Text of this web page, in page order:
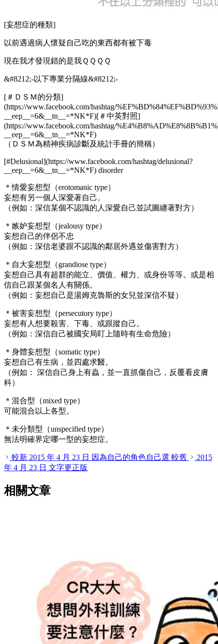
[妄想症的種類]
以前遇過病人懷疑自己吃的東西都有被下毒
現在我才發現錯的是我ＱＱＱＱ
&#8212;-以下專業分隔線&#8212;-
[＃ＤＳＭ的分類]
(https://www.facebook.com/hashtag/
eep =6& tn =*NK*F)[＃中英對照]
(https://www.facebook.com/hashtag/
eep =6& tn =*NK*F)
（ＤＳＭ為精神疾病診斷及統計手冊的簡稱）
[#Delusional](https://www.facebook.com/hashtag/delusional?
eep =6& tn =*NK*F) disorder
＊情愛妄想型（erotomanic type）
妄想有另一個人深愛著自己。
（例如：深信某個不認識的人深愛自己並試圖纏著對方）
＊嫉妒妄想型（jealousy type）
妄想自己的伴侶不忠
（例如：深信老婆跟不認識的鄰居外遇並傷害對方）
＊自大妄想型（grandiose type）
妄想自己具有超群的能立、價值、權力、或身份等等。或是相
信自己跟某個名人有關係。
（例如：妄想自己是湯姆克魯斯的女兒並深信不疑）
＊被害妄想型（persecutory type）
妄想有人想要殺害、下毒、或跟蹤自己。
（例如：深信自己被國安局盯上隨時有生命危險）
＊身體妄想型（somatic type）
妄想自己有生病，並四處求醫。
（例如： 深信自己身上有蟲，並一直抓傷自己，反覆看皮膚
科）
＊混合型（mixed type）
可能混合以上各型。
＊未分類型（unspecified type）
無法明確界定哪一型的妄想症。
較新 2015 年 4 月 23 日 因為自己的角色自己選 較舊
2015
年 4 月 23 日 文字更正版
相關文章